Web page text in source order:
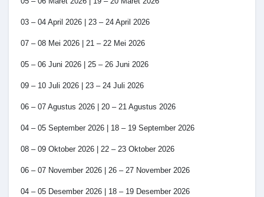
03 – 04 April 2026 | 23 – 24 April 2026
07 – 08 Mei 2026 | 21 – 22 Mei 2026
05 – 06 Juni 2026 | 25 – 26 Juni 2026
09 – 10 Juli 2026 | 23 – 24 Juli 2026
06 – 07 Agustus 2026 | 20 – 21 Agustus 2026
04 – 05 September 2026 | 18 – 19 September 2026
08 – 09 Oktober 2026 | 22 – 23 Oktober 2026
06 – 07 November 2026 | 26 – 27 November 2026
04 – 05 Desember 2026 | 18 – 19 Desember 2026